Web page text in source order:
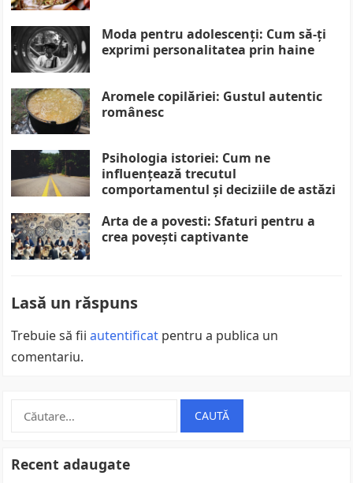
Moda pentru adolescenți: Cum să-ți
exprimi personalitatea prin haine
Aromele copilăriei: Gustul autentic
românesc
Psihologia istoriei: Cum ne
influențează trecutul
comportamentul și deciziile de astăzi
Arta de a povesti: Sfaturi pentru a
crea povești captivante
Lasă un răspuns
Trebuie să fiiautentificat pentru a publica un
comentariu.
Caută
Recent adaugate